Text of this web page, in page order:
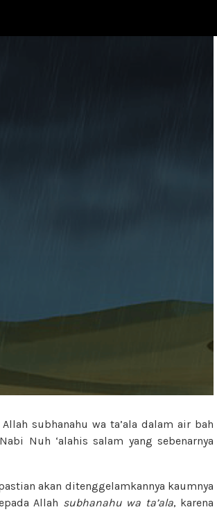
subhanahu wa ta’ala dalam air bah
Nuh ‘alahis salam yang sebenarnya
akan ditenggelamkannya kaumnya
Allah subhanahu wa ta’ala, karena